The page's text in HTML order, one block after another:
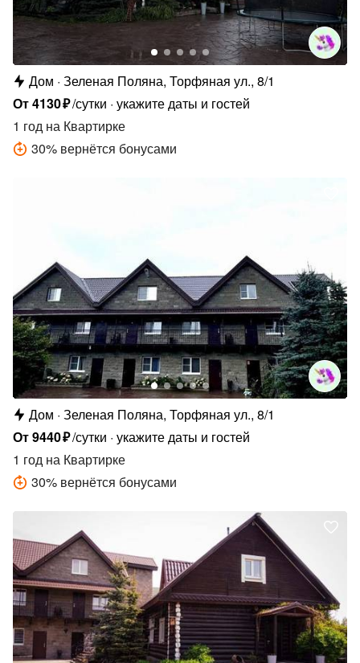
Дом Зеленая Поляна, Торфяная ул., 8/1
От4130₽/сутки укажите даты и гостей
1 год на Квартирке
30% вернётся бонусами
Дом Зеленая Поляна, Торфяная ул., 8/1
От9440₽/сутки укажите даты и гостей
1 год на Квартирке
30% вернётся бонусами